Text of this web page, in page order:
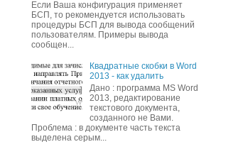
Если Ваша конфигурация применяет
БСП, то рекомендуется использовать
процедуры БСП для вывода сообщений
пользователям. Примеры вывода
сообщен...
Квадратные скобки в Word
2013 - как удалить
Дано : программа MS Word
2013, редактирование
текстового документа,
созданного не Вами.
Проблема : в документе часть текста
выделена серым...